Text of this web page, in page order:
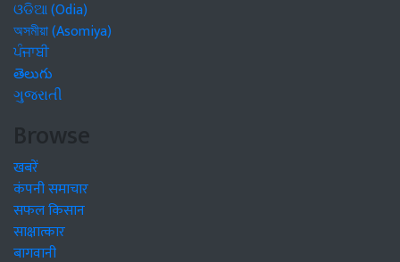
ଓଡିଆ (Odia)
অসমীয়া (Asomiya)
ਪੰਜਾਬੀ
తెలుగు
ગુજરાતી
Browse
खबरें
कंपनी समाचार
सफल किसान
साक्षात्कार
बागवानी